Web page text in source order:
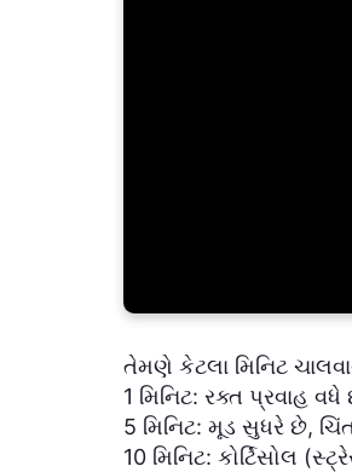
તેમણે કેટલા મિનિટ
1 મિનિટ: રક્ત પ્રવાહ
5 મિનિટ: મૂડ સુધરે છે,
10 મિનિટ: કોર્ટિસોલ